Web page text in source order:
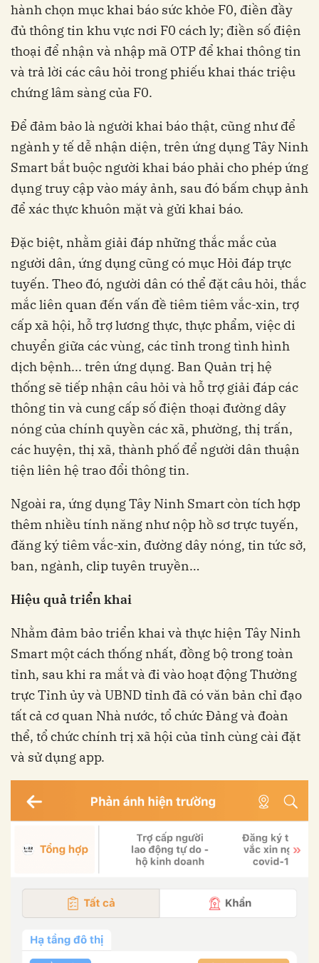
hành chọn mục khai báo sức khỏe F0, điền đầy
đủ thông tin khu vực nơi F0 cách ly; điền số điện
thoại để nhận và nhập mã OTP để khai thông tin
và trả lời các câu hỏi trong phiếu khai thác triệu
chứng lâm sàng của F0.
Để đảm bảo là người khai báo thật, cũng như để
ngành y tế dễ nhận diện, trên ứng dụng Tây Ninh
Smart bắt buộc người khai báo phải cho phép ứng
dụng truy cập vào máy ảnh, sau đó bấm chụp ảnh
để xác thực khuôn mặt và gửi khai báo.
Đặc biệt, nhằm giải đáp những thắc mắc của
người dân, ứng dụng cũng có mục Hỏi đáp trực
tuyến. Theo đó, người dân có thể đặt câu hỏi, thắc
mắc liên quan đến vấn đề tiêm tiêm vắc-xin, trợ
cấp xã hội, hỗ trợ lương thực, thực phẩm, việc di
chuyển giữa các vùng, các tỉnh trong tình hình
dịch bệnh... trên ứng dụng. Ban Quản trị hệ
thống sẽ tiếp nhận câu hỏi và hỗ trợ giải đáp các
thông tin và cung cấp số điện thoại đường dây
nóng của chính quyền các xã, phường, thị trấn,
các huyện, thị xã, thành phố để người dân thuận
tiện liên hệ trao đổi thông tin.
Ngoài ra, ứng dụng Tây Ninh Smart còn tích hợp
thêm nhiều tính năng như nộp hồ sơ trực tuyến,
đăng ký tiêm vắc-xin, đường dây nóng, tin tức sở,
ban, ngành, clip tuyên truyền…
Hiệu quả triển khai
Nhằm đảm bảo triển khai và thực hiện Tây Ninh
Smart một cách thống nhất, đồng bộ trong toàn
tỉnh, sau khi ra mắt và đi vào hoạt động Thường
trực Tỉnh ủy và UBND tỉnh đã có văn bản chỉ đạo
tất cả cơ quan Nhà nước, tổ chức Đảng và đoàn
thể, tổ chức chính trị xã hội của tỉnh cùng cài đặt
và sử dụng app.